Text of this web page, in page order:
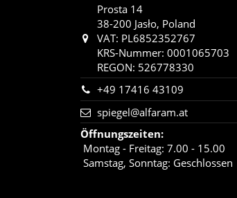
Prosta 14
38-200 Jasło, Poland
VAT: PL6852352767
KRS-Nummer: 0001065703
REGON: 526778330
+49 17416 43109
spiegel@alfaram.at
Öffnungszeiten:
Montag - Freitag: 7.00 - 15.00
Samstag, Sonntag: Geschlossen